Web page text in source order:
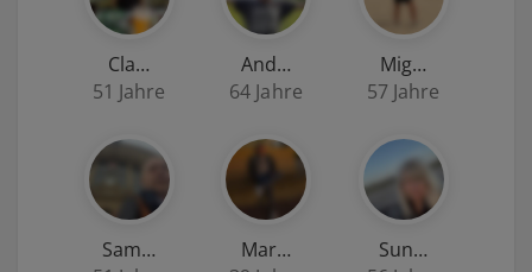
Cla…
51 Jahre
And…
64 Jahre
Mig…
57 Jahre
Sam…
Mar…
Sun…